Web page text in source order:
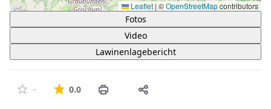
Leaflet | ©OpenStreetMapcontributors
Fotos
Video
Lawinenlagebericht
- 0.0The average rating is 0 stars out of 5.